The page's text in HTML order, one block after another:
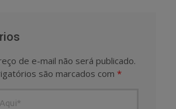
de e-mail não será publicado.
são marcados com *